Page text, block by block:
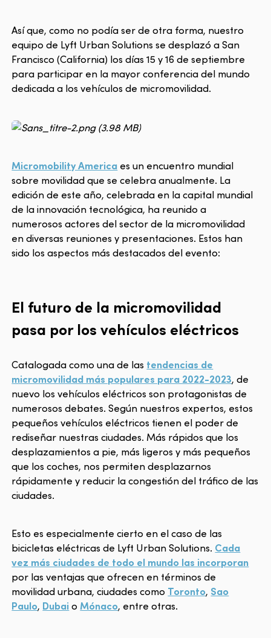
Así que, como no podía ser de otra forma, nuestro
equipo de Lyft Urban Solutions se desplazó a San
Francisco (California) los días 15 y 16 de septiembre
para participar en la mayor conferencia del mundo
dedicada a los vehículos de micromovilidad.
Micromobility America es un encuentro mundial
sobre movilidad que se celebra anualmente. La
edición de este año, celebrada en la capital mundial
de la innovación tecnológica, ha reunido a
numerosos actores del sector de la micromovilidad
en diversas reuniones y presentaciones. Estos han
sido los aspectos más destacados del evento:
El futuro de la micromovilidad
pasa por los vehículos eléctricos
Catalogada como una de las tendencias de
micromovilidad más populares para 2022-2023, de
nuevo los vehículos eléctricos son protagonistas de
numerosos debates. Según nuestros expertos, estos
pequeños vehículos eléctricos tienen el poder de
rediseñar nuestras ciudades. Más rápidos que los
desplazamientos a pie, más ligeros y más pequeños
que los coches, nos permiten desplazarnos
rápidamente y reducir la congestión del tráfico de las
ciudades.
Esto es especialmente cierto en el caso de las
bicicletas eléctricas de Lyft Urban Solutions. Cada
vez más ciudades de todo el mundo las incorporan
por las ventajas que ofrecen en términos de
movilidad urbana, ciudades como Toronto, Sao
Paulo, DubaioMónaco, entre otras.